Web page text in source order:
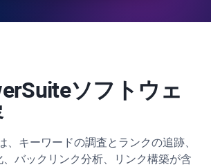
ソフトウェ
、キーワードの調査とランクの追跡、
バックリンク分析、リンク構築が含